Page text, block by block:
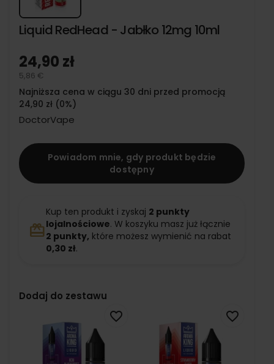
Liquid RedHead - Jabłko 12mg 10ml
24,90 zł
5,86 €
Najniższa cena w ciągu 30 dni przed promocją
24,90 zł (0%)
DoctorVape
Powiadom mnie, gdy produkt będzie
dostępny
redeem
Kup ten produkt i zyskaj 2 punkty
lojalnościowe. W koszyku masz już łącznie
2 punkty, które możesz wymienić na rabat
0,30 zł.
Dodaj do zestawu
favorite_border favorite_border